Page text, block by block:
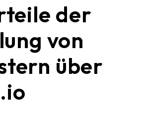
der
von
über